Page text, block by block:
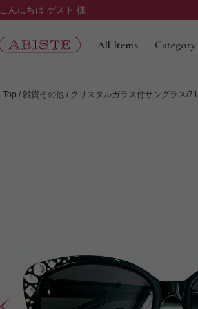
こんにちは ゲスト 様
All Items Category
Top 雑貨その他 クリスタルガラス付サングラス/